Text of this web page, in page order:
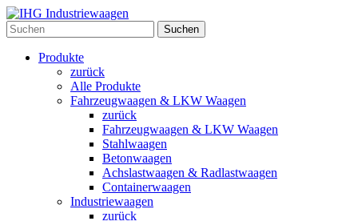
Suchen
Produkte
zurück
Alle Produkte
Fahrzeugwaagen & LKW Waagen
zurück
Fahrzeugwaagen & LKW Waagen
Stahlwaagen
Betonwaagen
Achslastwaagen & Radlastwaagen
Containerwaagen
Industriewaagen
zurück